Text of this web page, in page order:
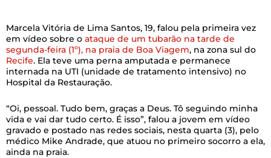
Marcela Vitória de Lima Santos, 19, falou pela primeira vez
em vídeo sobre o ataque de um tubarão na tarde de
segunda-feira (1º), na praia de Boa Viagem, na zona sul do
Recife. Ela teve uma perna amputada e permanece
internada na UTI (unidade de tratamento intensivo) no
Hospital da Restauração.
“Oi, pessoal. Tudo bem, graças a Deus. Tô seguindo minha
vida e vai dar tudo certo. É isso”, falou a jovem em vídeo
gravado e postado nas redes sociais, nesta quarta (3), pelo
médico Mike Andrade, que atuou no primeiro socorro a ela,
ainda na praia.